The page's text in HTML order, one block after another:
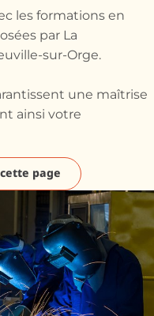
les formations en
par La
sur-Orge.
une maîtrise
ainsi votre
page